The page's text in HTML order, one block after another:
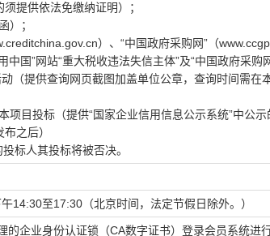
提供依法免缴纳证明）；
）；
）、“中国政府采购网”（
国”网站“重大税收违法失信主体”及“中国政府采购
（提供查询网页截图加盖单位公章，查询时间需在
目投标（提供“国家企业信用信息公示系统”中公示
之后）
标人其投标将被否决。
14:30至17:30（北京时间，法定节假日除外。）
的企业身份认证锁（CA数字证书）登录会员系统进